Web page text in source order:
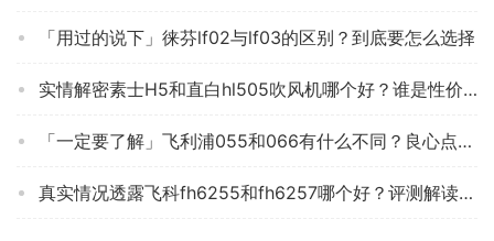
「用过的说下」徕芬lf02与lf03的区别？到底要怎么选择
实情解密素士H5和直白hl505吹风机哪个好？谁是性价比之王
「一定要了解」飞利浦055和066有什么不同？良心点评配置区别
真实情况透露飞科fh6255和fh6257哪个好？评测解读该怎么选